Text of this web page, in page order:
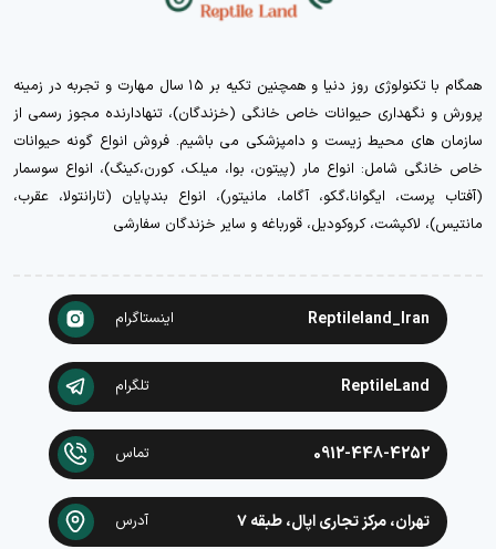
همگام با تکنولوژی روز دنیا و همچنین تکیه بر ۱۵ سال مهارت و تجربه در زمینه
پرورش و نگهداری حیوانات خاص خانگی (خزندگان)، تنهادارنده مجوز رسمی از
سازمان های محیط زیست و دامپزشکی می باشیم. فروش انواع گونه حیوانات
خاص خانگی شامل: انواع مار (پیتون، بوا، میلک، کورن،کینگ)، انواع سوسمار
(آفتاب پرست، ایگوانا،گکو، آگاما، مانیتور)، انواع بندپایان (تارانتولا، عقرب،
مانتیس)، لاکپشت، کروکودیل، قورباغه و سایر خزندگان سفارشی
Reptileland_Iran اینستاگرام
ReptileLand تلگرام
0912-448-4252 تماس
تهران، مرکز تجاری اپال، طبقه ۷ آدرس